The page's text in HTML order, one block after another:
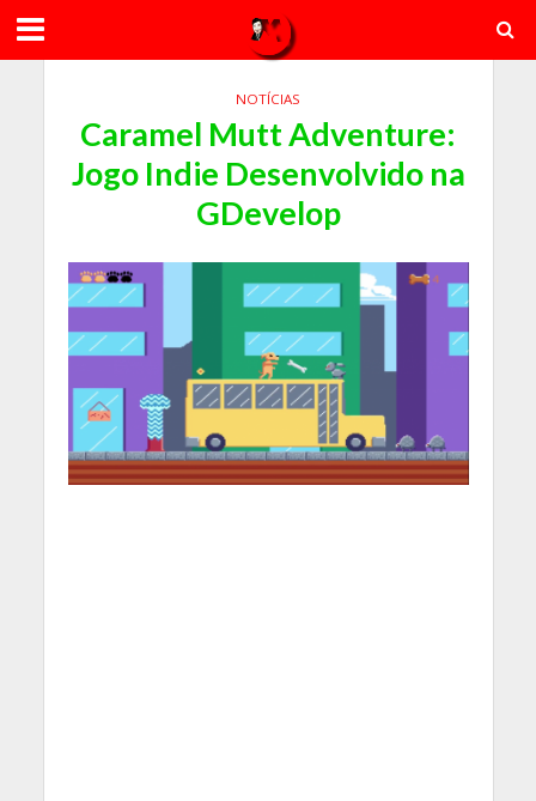
NOTÍCIAS
Caramel Mutt Adventure:
Jogo Indie Desenvolvido na
GDevelop